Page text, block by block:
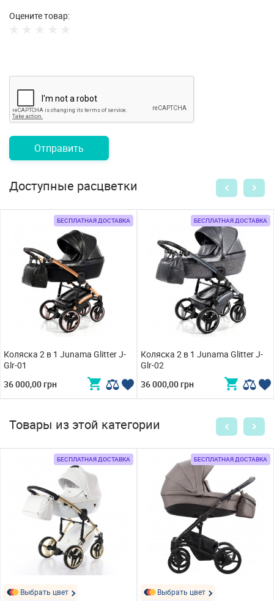
Оцените товар:
Отправить
Доступные расцветки
БЕСПЛАТНАЯ ДОСТАВКА
Коляска 2 в 1 Junama Glitter J-
Glr-01
36 000,00 грн
БЕСПЛАТНАЯ ДОСТАВКА
Коляска 2 в 1 Junama Glitter J-
Glr-02
36 000,00 грн
Товары из этой категории
БЕСПЛАТНАЯ ДОСТАВКА
Выбрать цвет
БЕСПЛАТНАЯ ДОСТАВКА
Выбрать цвет